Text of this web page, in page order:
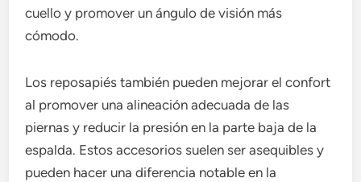
cuello y promover un ángulo de visión más
cómodo.
Los reposapiés también pueden mejorar el confort
al promover una alineación adecuada de las
piernas y reducir la presión en la parte baja de la
espalda. Estos accesorios suelen ser asequibles y
pueden hacer una diferencia notable en la